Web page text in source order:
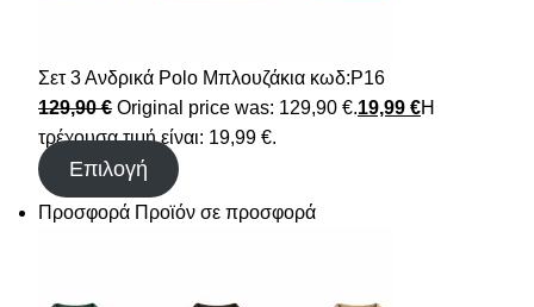
Σετ 3 Ανδρικά Polo Μπλουζάκια κωδ:P16
129,90€ Original price was: 129,90 €.19,99 €Η
τρέχουσα τιμή είναι: 19,99 €.
Επιλογή
Προσφορά Προϊόν σε προσφορά